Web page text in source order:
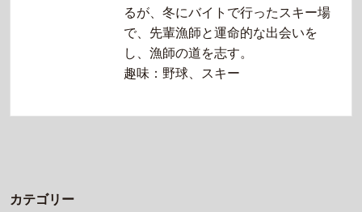
るが、冬にバイトで行ったスキー場
で、先輩漁師と運命的な出会いを
し、漁師の道を志す。
趣味：野球、スキー
カテゴリー